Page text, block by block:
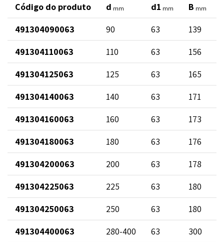
Código do produto d mm d1 mm B mm
491304090063
90 63 139
491304110063
110 63 156
491304125063
125 63 165
491304140063
140 63 171
491304160063
160 63 173
491304180063
180 63 176
491304200063
200 63 178
491304225063
225 63 180
491304250063
250 63 180
491304400063
280-400 63 300